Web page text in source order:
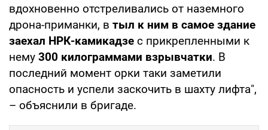
вдохновенно отстреливались от наземного
дрона-приманки, в тыл к ним в самое здание
заехал НРК-камикадзе с прикрепленными к
нему 300 килограммами взрывчатки. В
последний момент орки таки заметили
опасность и успели заскочить в шахту лифта",
– объяснили в бригаде.